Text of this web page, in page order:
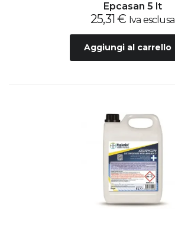
Epcasan 5 lt
25,31€ Iva esclusa
Aggiungi al carrello